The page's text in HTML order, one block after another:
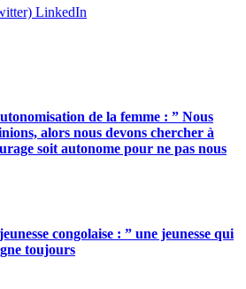
LinkedIn
de la femme : ” Nous
alors nous devons chercher à
soit autonome pour ne pas nous
congolaise : ” une jeunesse qui
toujours